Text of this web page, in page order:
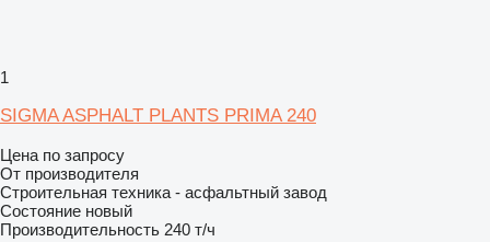
1
SIGMA ASPHALT PLANTS PRIMA 240
Цена по запросу
От производителя
Строительная техника - асфальтный завод
Состояние новый
Производительность 240 т/ч